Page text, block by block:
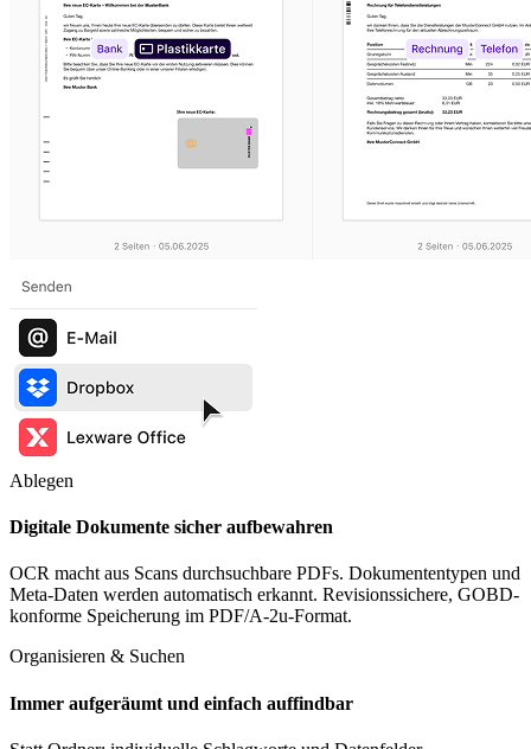
Ablegen
Digitale Dokumente sicher aufbewahren
OCR macht aus Scans durchsuchbare PDFs. Dokumententypen und
Meta-Daten werden automatisch erkannt. Revisionssichere, GOBD-
konforme Speicherung im PDF/A-2u-Format.
Organisieren & Suchen
Immer aufgeräumt und einfach auffindbar